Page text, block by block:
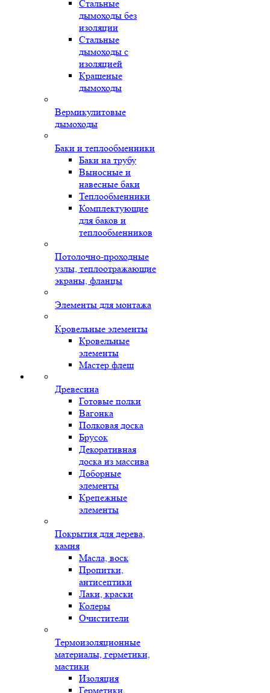
Стальные
дымоходы без
изоляции
Стальные
дымоходы с
изоляцией
Крашеные
дымоходы
Вермикулитовые
дымоходы
Баки и теплообменники
Баки на трубу
Выносные и
навесные баки
Теплообменники
Комплектующие
для баков и
теплообменников
Потолочно-проходные
узлы, теплоотражающие
экраны, фланцы
Элементы для монтажа
Кровельные элементы
Кровельные
элементы
Мастер флеш
Древесина
Готовые полки
Вагонка
Полковая доска
Брусок
Декоративная
доска из массива
Доборные
элементы
Крепежные
элементы
Покрытия для дерева,
камня
Масла, воск
Пропитки,
антисептики
Лаки, краски
Колеры
Очистители
Термоизоляционные
материалы, герметики,
мастики
Изоляция
Герметики,